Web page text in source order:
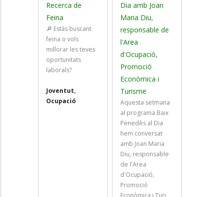
Recerca de
Feina
🔎 Estàs buscant
feina o vols
millorar les teves
oportunitats
laborals?
Joventut,
Ocupació
Dia amb Joan
Maria Diu,
responsable de
l'Area
d'Ocupació,
Promoció
Econòmica i
Turisme
Aquesta setmana
al programa Baix
Penedès al Dia
hem conversat
amb Joan Maria
Diu, responsable
de l'Area
d'Ocupació,
Promoció
Econòmica i Turi